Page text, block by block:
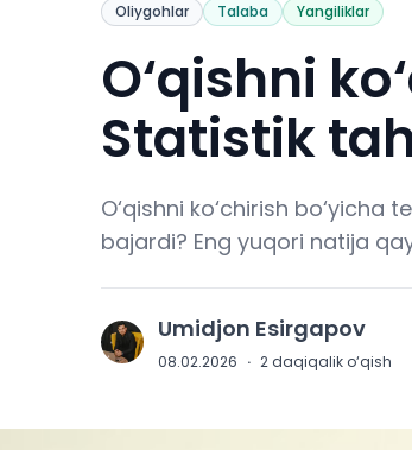
Oliygohlar Talaba Yangiliklar
O‘qishni
Statistik
O‘qishni ko‘chirish
bajardi? Eng yuqori natija
U Umidjon Esirgapov
08.02.2026 · 2 daqiqalik o‘qish